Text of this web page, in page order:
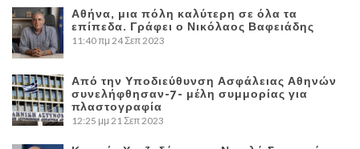
Αθήνα, μια πόλη καλύτερη σε όλα τα
επίπεδα. Γράφει ο Νικόλαος Βαφειάδης
11:40 πμ 24 Σεπ 2023
Από την Υποδιεύθυνση Ασφάλειας Αθηνών
συνελήφθησαν-7- μέλη συμμορίας για
πλαστογραφία
12:25 μμ 21 Σεπ 2023